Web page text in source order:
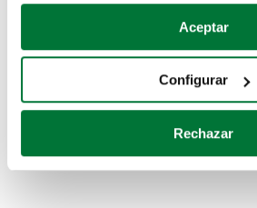
Si lo permite, también quisiéramos:
Recopilar información sobre su
Identificar su dispositivo
para buscar características
Obtenga más información sobre
Aceptar
Configurar
Rechazar
Coches de segunda mano
Coches de km0